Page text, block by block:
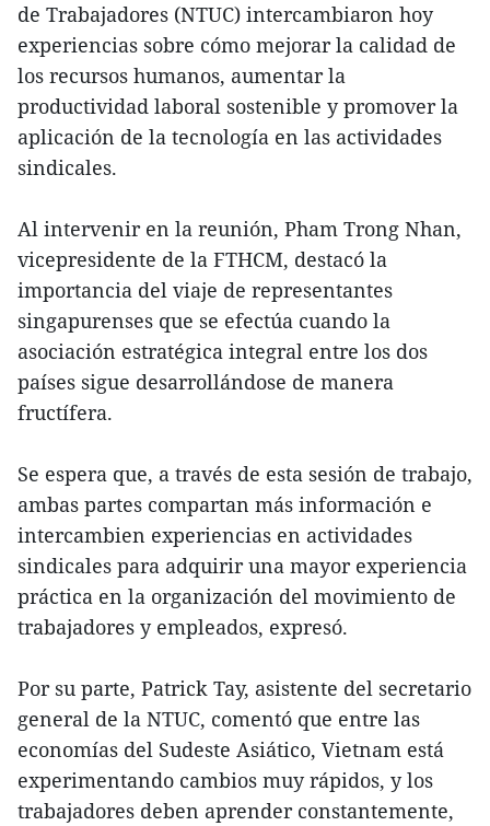
de Trabajadores (NTUC) intercambiaron hoy
experiencias sobre cómo mejorar la calidad de
los recursos humanos, aumentar la
productividad laboral sostenible y promover la
aplicación de la tecnología en las actividades
sindicales.
Al intervenir en la reunión, Pham Trong Nhan,
vicepresidente de la FTHCM, destacó la
importancia del viaje de representantes
singapurenses que se efectúa cuando la
asociación estratégica integral entre los dos
países sigue desarrollándose de manera
fructífera.
Se espera que, a través de esta sesión de trabajo,
ambas partes compartan más información e
intercambien experiencias en actividades
sindicales para adquirir una mayor experiencia
práctica en la organización del movimiento de
trabajadores y empleados, expresó.
Por su parte, Patrick Tay, asistente del secretario
general de la NTUC, comentó que entre las
economías del Sudeste Asiático, Vietnam está
experimentando cambios muy rápidos, y los
trabajadores deben aprender constantemente,